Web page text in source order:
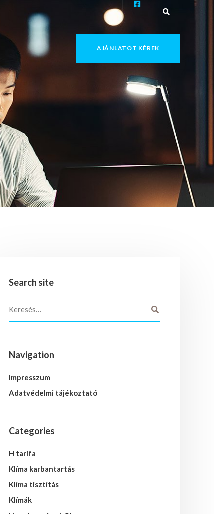
AJÁNLATOT KÉREK
Search site
Navigation
Impresszum
Adatvédelmi tájékoztató
Categories
H tarifa
Klíma karbantartás
Klíma tisztítás
Klímák